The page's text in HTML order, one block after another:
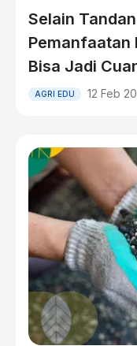
Selain
Pemanfaatan
Bisa Jadi
AGRI EDU 12 Feb